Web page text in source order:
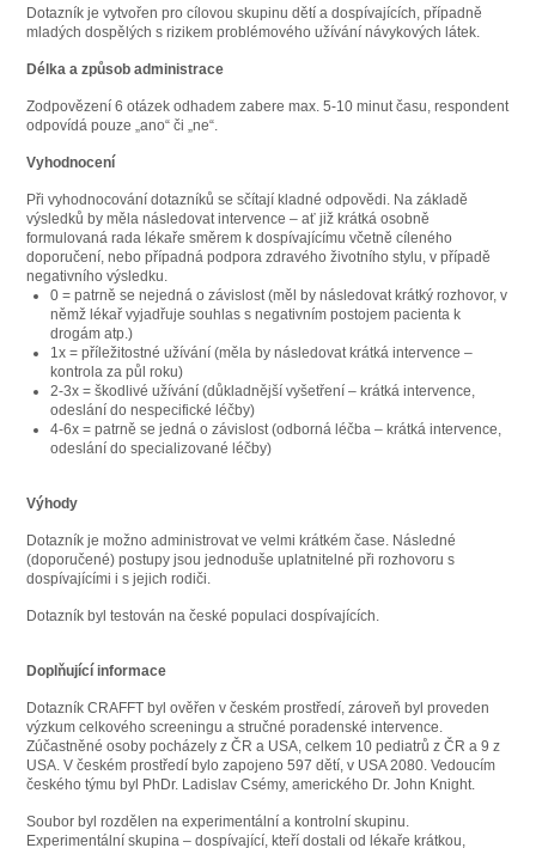
Dotazník je vytvořen pro cílovou skupinu dětí a dospívajících, případně
mladých dospělých s rizikem problémového užívání návykových látek.
Délka a způsob administrace
Zodpovězení 6 otázek odhadem zabere max. 5-10 minut času, respondent
odpovídá pouze „ano“ či „ne“.
Vyhodnocení
Při vyhodnocování dotazníků se sčítají kladné odpovědi. Na základě
výsledků by měla následovat intervence – ať již krátká osobně
formulovaná rada lékaře směrem k dospívajícímu včetně cíleného
doporučení, nebo případná podpora zdravého životního stylu, v případě
negativního výsledku.
0 = patrně se nejedná o závislost (měl by následovat krátký rozhovor, v
němž lékař vyjadřuje souhlas s negativním postojem pacienta k
drogám atp.)
1x = příležitostné užívání (měla by následovat krátká intervence –
kontrola za půl roku)
2-3x = škodlivé užívání (důkladnější vyšetření – krátká intervence,
odeslání do nespecifické léčby)
4-6x = patrně se jedná o závislost (odborná léčba – krátká intervence,
odeslání do specializované léčby)
Výhody
Dotazník je možno administrovat ve velmi krátkém čase. Následné
(doporučené) postupy jsou jednoduše uplatnitelné při rozhovoru s
dospívajícími i s jejich rodiči.
Dotazník byl testován na české populaci dospívajících.
Doplňující informace
Dotazník CRAFFT byl ověřen v českém prostředí, zároveň byl proveden
výzkum celkového screeningu a stručné poradenské intervence.
Zúčastněné osoby pocházely z ČR a USA, celkem 10 pediatrů z ČR a 9 z
USA. V českém prostředí bylo zapojeno 597 dětí, v USA 2080. Vedoucím
českého týmu byl PhDr. Ladislav Csémy, amerického Dr. John Knight.
Soubor byl rozdělen na experimentální a kontrolní skupinu.
Experimentální skupina – dospívající, kteří dostali od lékaře krátkou,